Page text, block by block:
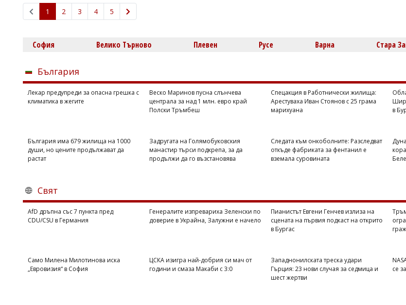
1
2 3 4 5
София Велико Търново Плевен Русе Варна Стара
България
Лекар предупреди за опасна грешка с
климатика в жегите
Веско Маринов пусна слънчева
централа за над 1 млн. евро край
Полски Тръмбеш
Спецакция в Работнически жилища:
Арестуваха Иван Стоянов с 25 грама
марихуана
в
България има 679 жилища на 1000
души, но цените продължават да
растат
Задругата на Голямобуковския
манастир търси подкрепа, за да
продължи да го възстановява
Следата към онкоболните: Разследват
откъде фабриката за фентанил е
вземала суровината
Свят
AfD дръпна със 7 пункта пред
CDU/CSU в Германия
Генералите изпревариха Зеленски по
доверие в Украйна, Залужни е начело
Пианистът Евгени Генчев излиза на
сцената на първия подкаст на открито
в Бургас
Само Милена Милотинова иска
„Евровизия“ в София
ЦСКА изигра най-добрия си мач от
години и смаза Макаби с 3:0
Западнонилската треска удари
Гърция: 23 нови случая за седмица и
шест жертви
се